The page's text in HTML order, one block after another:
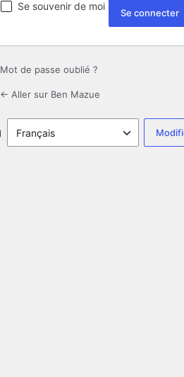
Se souvenir de moi
Mot de passe oublié ?
← Aller sur Ben Mazue
Langue